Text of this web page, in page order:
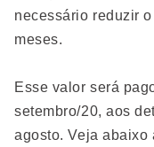
necessário reduzir
meses.
Esse valor será
setembro/20, aos
agosto. Veja abaixo